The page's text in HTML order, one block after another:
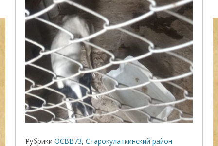
Рубрики ОСВВ73,Старокулаткинский район